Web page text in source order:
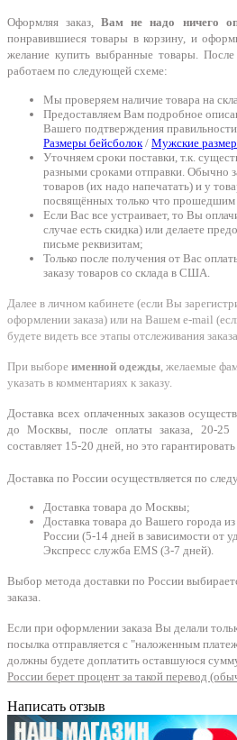
Оформляя заказ,Вам не надо ничего
понравившиеся товары в корзину, и
желание купить выбранные товары.
работаем по следующей схеме:
Мы проверяем наличие товара на
Предоставляем Вам подробное
Вашего подтверждения
Размеры бейсболок/ Мужские
Уточняем сроки поставки, т.к.
разными сроками отправки. Обычно
товаров (их надо напечатать) и у
посвящённых только что
Если Вас все устраивает, то Вы
случае есть скидка) или делаете
письме реквизитам;
Только после получения от Вас
заказу товаров со склада в США.
Далее в личном кабинете (если Вы
оформлении заказа) или на Вашем e-mail
будете видеть все этапы отслеживания
При выборе именной одежды, желаемые
указать в комментариях к заказу.
Доставка всех оплаченных заказов
до Москвы, после оплаты заказа, 20-25
составляет 15-20 дней, но это
Доставка по России осуществляется по
Доставка товара до Москвы;
Доставка товара до Вашего города
России (5-14 дней в зависимости от
Экспресс служба EMS (3-7 дней).
Выбор метода доставки по России
заказа.
Если при оформлении заказа Вы делали
посылка отправляется с "наложенным
должны будете доплатить оставшуюся
России берет процент за такой перевод
Написать отзыв